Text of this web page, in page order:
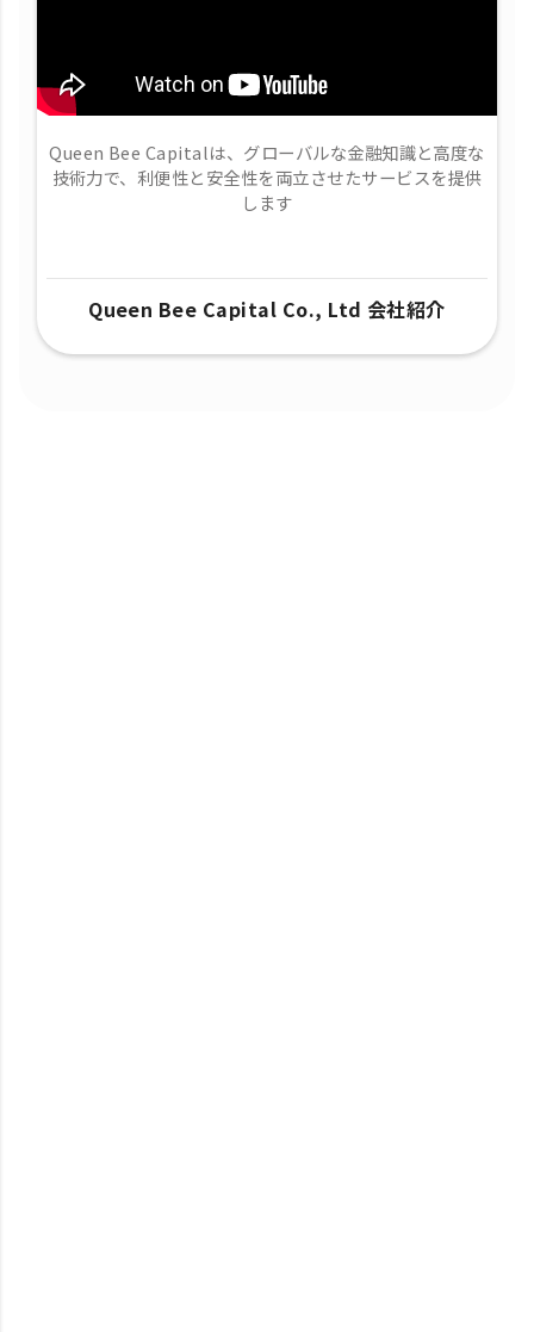
Queen Bee Capitalは、グローバルな金融知識と高度な
技術力で、​利便性と安全性を両立させたサービスを提供
します
Queen Bee Capital Co., Ltd 会社紹介